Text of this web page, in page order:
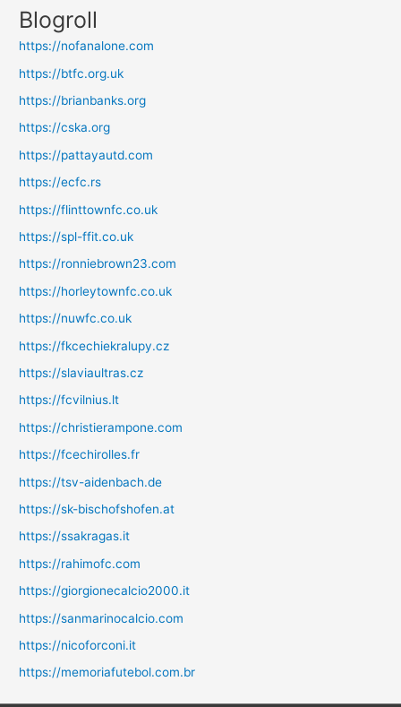
Blogroll
https://nofanalone.com
https://btfc.org.uk
https://brianbanks.org
https://cska.org
https://pattayautd.com
https://ecfc.rs
https://flinttownfc.co.uk
https://spl-ffit.co.uk
https://ronniebrown23.com
https://horleytownfc.co.uk
https://nuwfc.co.uk
https://fkcechiekralupy.cz
https://slaviaultras.cz
https://fcvilnius.lt
https://christierampone.com
https://fcechirolles.fr
https://tsv-aidenbach.de
https://sk-bischofshofen.at
https://ssakragas.it
https://rahimofc.com
https://giorgionecalcio2000.it
https://sanmarinocalcio.com
https://nicoforconi.it
https://memoriafutebol.com.br